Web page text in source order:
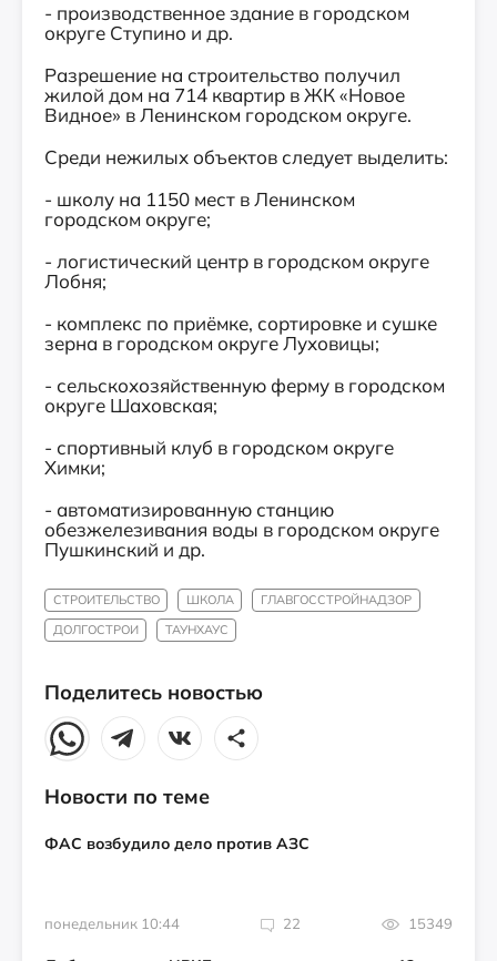
- производственное здание в городском
округе Ступино и др.
Разрешение на строительство получил
жилой дом на 714 квартир в ЖК «Новое
Видное» в Ленинском городском округе.
Среди нежилых объектов следует выделить:
- школу на 1150 мест в Ленинском
городском округе;
- логистический центр в городском округе
Лобня;
- комплекс по приёмке, сортировке и сушке
зерна в городском округе Луховицы;
- сельскохозяйственную ферму в городском
округе Шаховская;
- спортивный клуб в городском округе
Химки;
- автоматизированную станцию
обезжелезивания воды в городском округе
Пушкинский и др.
СТРОИТЕЛЬСТВО ШКОЛА
ГЛАВГОССТРОЙНАДЗОР
ДОЛГОСТРОИ
ТАУНХАУС
Поделитесь новостью
Новости по теме
ФАС возбудило дело против АЗС
понедельник 10:44 22 15349